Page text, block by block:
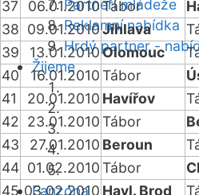
Partneři mládeže
Reklamní nabídka
Hrdý partner -
Žijeme
Fanzóna
37
06.01.2010Tábor
38 09.01.2010Jihlava
39
13.01.2010Olomouc
40
16.01.2010Tábor
41
20.01.2010 Havířov
42 23.01.2010Tábor
43
27.01.2010 Beroun
44 01.02.2010Tábor
45 03.02.2010 Havl. Brod